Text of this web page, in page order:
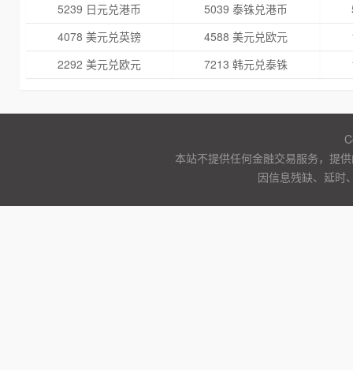
5239 日元兑港币
5039 泰铢兑港币
4078 美元兑英镑
4588 美元兑欧元
2292 美元兑欧元
7213 韩元兑泰铢
本站不提供任何金融交易服务，提
因信息残缺、延时